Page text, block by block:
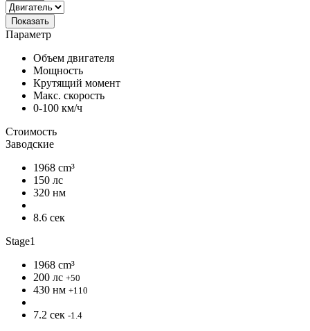
Показать
Параметр
Объем двигателя
Мощность
Крутящий момент
Макс. скорость
0-100 км/ч
Стоимость
Заводские
1968 cm³
150 лс
320 нм
8.6 сек
Stage1
1968 cm³
200 лс +50
430 нм +110
7.2 сек -1.4